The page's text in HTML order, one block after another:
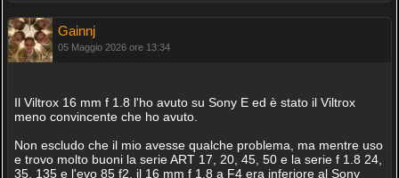
Gainnj
05 Maggio 2026 ore 13:34
Il Viltrox 16 mm f 1.8 l'ho avuto su Sony E ed è stato il Viltrox
meno convincente che ho avuto.
Non escludo che il mio avesse qualche problema, ma mentre uso
e trovo molto buoni la serie ART 17, 20, 45, 50 e la serie f 1.8 24,
35, 135 e l'evo 85 f2, il 16 mm f 1.8 a F4 era inferiore al Sony